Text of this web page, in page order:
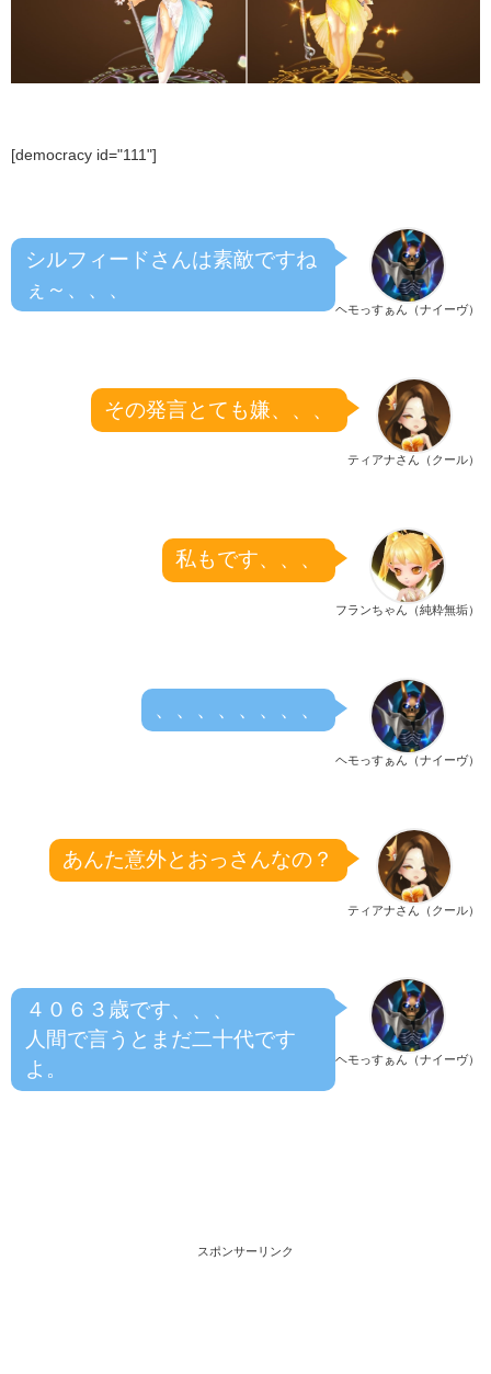
[democracy id="111"]
ヘモっすぁん（ナイーヴ）
シルフィードさんは素敵ですね
ぇ～、、、
ティアナさん（クール）
その発言とても嫌、、、
フランちゃん（純粋無垢）
私もです、、、
ヘモっすぁん（ナイーヴ）
、、、、、、、、
ティアナさん（クール）
あんた意外とおっさんなの？
ヘモっすぁん（ナイーヴ）
４０６３歳です、、、
人間で言うとまだ二十代です
よ。
スポンサーリンク